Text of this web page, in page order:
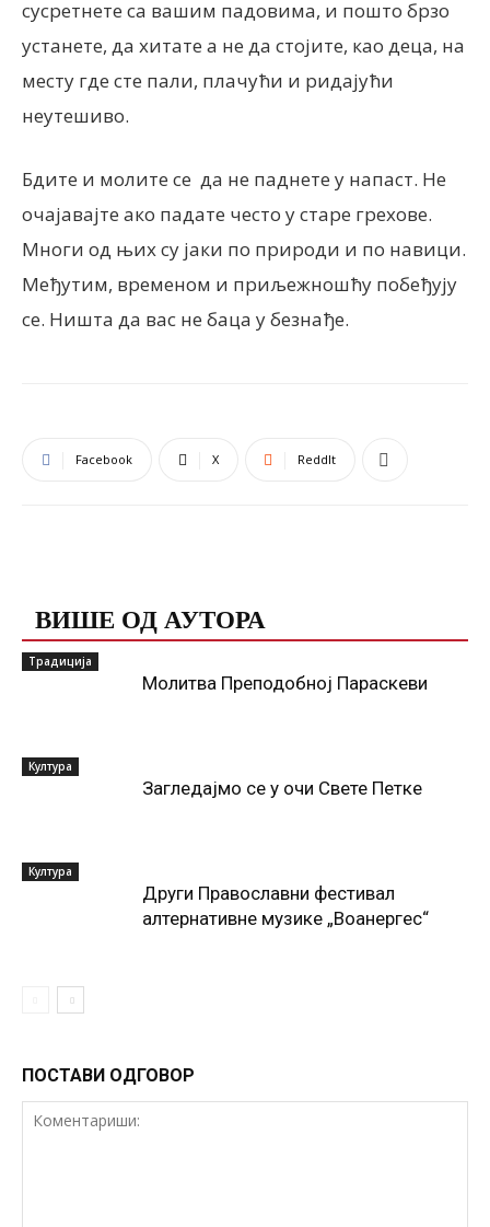
сусретнете са вашим падовима, и пошто брзо
устанете, да хитате а не да стојите, као деца, на
месту где сте пали, плачући и ридајући
неутешиво.
Бдите и молите се да не паднете у напаст. Не
очајавајте ако падате често у старе грехове.
Многи од њих су јаки по природи и по навици.
Међутим, временом и приљежношћу побеђују
се. Ништа да вас не баца у безнађе.
Facebook X ReddIt
ВИШЕ ОД АУТОРА
Традиција
Молитва Преподобној Параскеви
Култура
Загледајмо се у очи Свете Петке
Култура
Други Православни фестивал
алтернативне музике „Воанергес“
ПОСТАВИ ОДГОВОР